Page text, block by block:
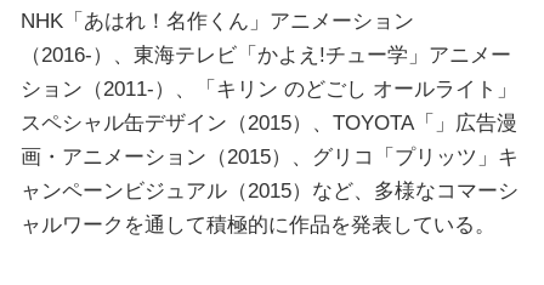
NHK「あはれ！名作くん」アニメーション
（2016-）、東海テレビ「かよえ!チュー学」アニメー
ション（2011-）、「キリン のどごし オールライト」
スペシャル缶デザイン（2015）、TOYOTA「」広告漫
画・アニメーション（2015）、グリコ「プリッツ」キ
ャンペーンビジュアル（2015）など、多様なコマーシ
ャルワークを通して積極的に作品を発表している。